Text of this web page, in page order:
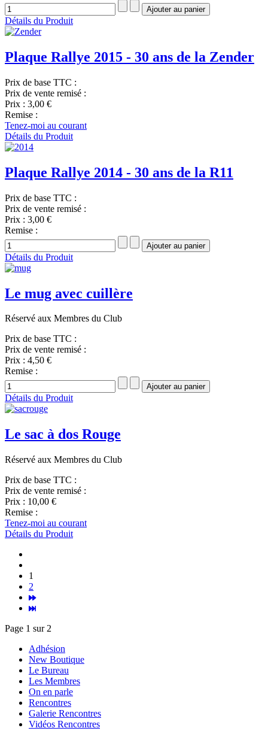
Détails du Produit
Plaque Rallye 2015 - 30 ans de la Zender
Prix de base TTC :
Prix de vente remisé :
Prix : 3,00 €
Remise :
Tenez-moi au courant
Détails du Produit
Plaque Rallye 2014 - 30 ans de la R11
Prix de base TTC :
Prix de vente remisé :
Prix : 3,00 €
Remise :
Détails du Produit
Le mug avec cuillère
Réservé aux Membres du Club
Prix de base TTC :
Prix de vente remisé :
Prix : 4,50 €
Remise :
Détails du Produit
Le sac à dos Rouge
Réservé aux Membres du Club
Prix de base TTC :
Prix de vente remisé :
Prix : 10,00 €
Remise :
Tenez-moi au courant
Détails du Produit
1
2
Page 1 sur 2
Adhésion
New Boutique
Le Bureau
Les Membres
On en parle
Rencontres
Galerie Rencontres
Vidéos Rencontres